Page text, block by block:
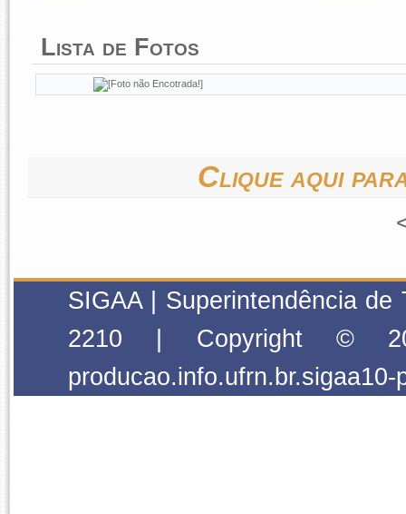
Lista de Fotos
Clique aqui
SIGAA | Superintendência
2210 | Copyright ©